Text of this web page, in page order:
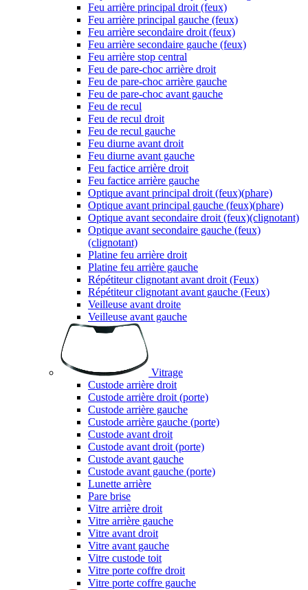
Feu arrière principal droit (feux)
Feu arrière principal gauche (feux)
Feu arrière secondaire droit (feux)
Feu arrière secondaire gauche (feux)
Feu arrière stop central
Feu de pare-choc arrière droit
Feu de pare-choc arrière gauche
Feu de pare-choc avant gauche
Feu de recul
Feu de recul droit
Feu de recul gauche
Feu diurne avant droit
Feu diurne avant gauche
Feu factice arrière droit
Feu factice arrière gauche
Optique avant principal droit (feux)(phare)
Optique avant principal gauche (feux)(phare)
Optique avant secondaire droit (feux)(clignotant)
Optique avant secondaire gauche (feux)
(clignotant)
Platine feu arrière droit
Platine feu arrière gauche
Répétiteur clignotant avant droit (Feux)
Répétiteur clignotant avant gauche (Feux)
Veilleuse avant droite
Veilleuse avant gauche
Vitrage
Custode arrière droit
Custode arrière droit (porte)
Custode arrière gauche
Custode arrière gauche (porte)
Custode avant droit
Custode avant droit (porte)
Custode avant gauche
Custode avant gauche (porte)
Lunette arrière
Pare brise
Vitre arrière droit
Vitre arrière gauche
Vitre avant droit
Vitre avant gauche
Vitre custode toit
Vitre porte coffre droit
Vitre porte coffre gauche